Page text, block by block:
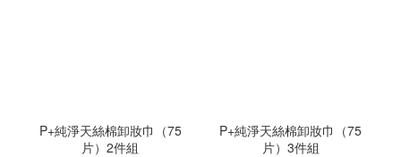
P+純淨天絲棉卸妝巾（75
片）2件組
P+純淨天絲棉卸妝巾（75
片）3件組